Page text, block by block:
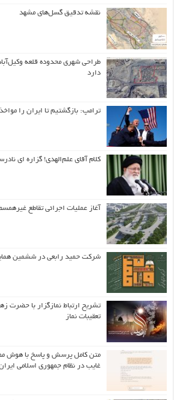
نقشه تدقیق گسل‌های مشهد
دارد
ترامپ: بازگشتیم تا ایران را
کلام آقای علم‌الهدی! گزاره ای
آغاز عملیات اجرائی تقاطع
شرکت حمید رابعی در ششمین
تشریح ارتباط نمازگزار با حضرت
تعقیبات نماز
متن کامل پرسش و پاسخ با هوش
غایب در نظام جمهوری اسلامی